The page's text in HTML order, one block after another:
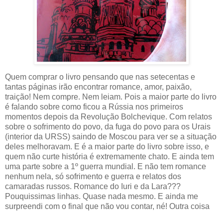
Quem comprar o livro pensando que nas setecentas e
tantas páginas irão encontrar romance, amor, paixão,
traição! Nem compre. Nem leiam. Pois a maior parte do livro
é falando sobre como ficou a Rússia nos primeiros
momentos depois da Revolução Bolchevique. Com relatos
sobre o sofrimento do povo, da fuga do povo para os Urais
(interior da URSS) saindo de Moscou para ver se a situação
deles melhoravam. E é a maior parte do livro sobre isso, e
quem não curte história é extremamente chato. E ainda tem
uma parte sobre a 1º guerra mundial. E não tem romance
nenhum nela, só sofrimento e guerra e relatos dos
camaradas russos. Romance do Iuri e da Lara???
Pouquissimas linhas. Quase nada mesmo. E ainda me
surpreendi com o final que não vou contar, né! Outra coisa